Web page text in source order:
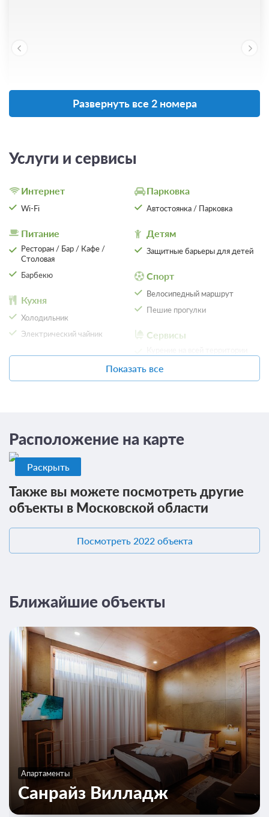
47м 2
Телевизор
Общая ванная комната
Проживание без питания
3 700
Проживание без питания
4 300
ЗА НОЧЬ ДЛЯ 1 ГОСТЯ
Проживание без питания
Еще 1 тариф
Развернуть все 2 номера
Услуги и сервисы
Интернет
Wi-Fi
Питание
Ресторан / Бар / Кафе /
Столовая
Барбекю
Кухня
Холодильник
Электрический чайник
Парковка
Автостоянка / Парковка
Детям
Защитные барьеры для детей
Спорт
Велосипедный маршрут
Пешие прогулки
Сервисы
Показать все
Расположение на карте
Раскрыть
Также вы можете посмотреть другие
объекты в Московской области
Посмотреть 2022 объекта
Ближайшие объекты
Апартаменты
Санрайз Вилладж